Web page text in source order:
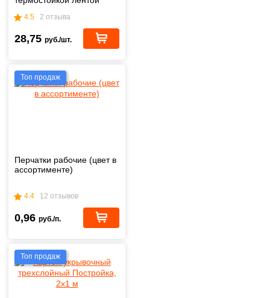
4.5 2 отзыва
28,75 руб./шт.
Топ продаж
Перчатки рабочие (цвет в
ассортименте)
4.4 12 отзывов
0,96 руб./п.
Топ продаж